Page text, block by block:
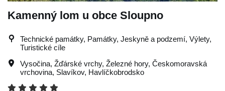
Kamenný lom u obce Sloupno
Technické památky, Památky, Jeskyně a podzemí, Výlety,
Turistické cíle
Vysočina, Žďárské vrchy, Železné hory, Českomoravská
vrchovina, Slavíkov, Havlíčkobrodsko